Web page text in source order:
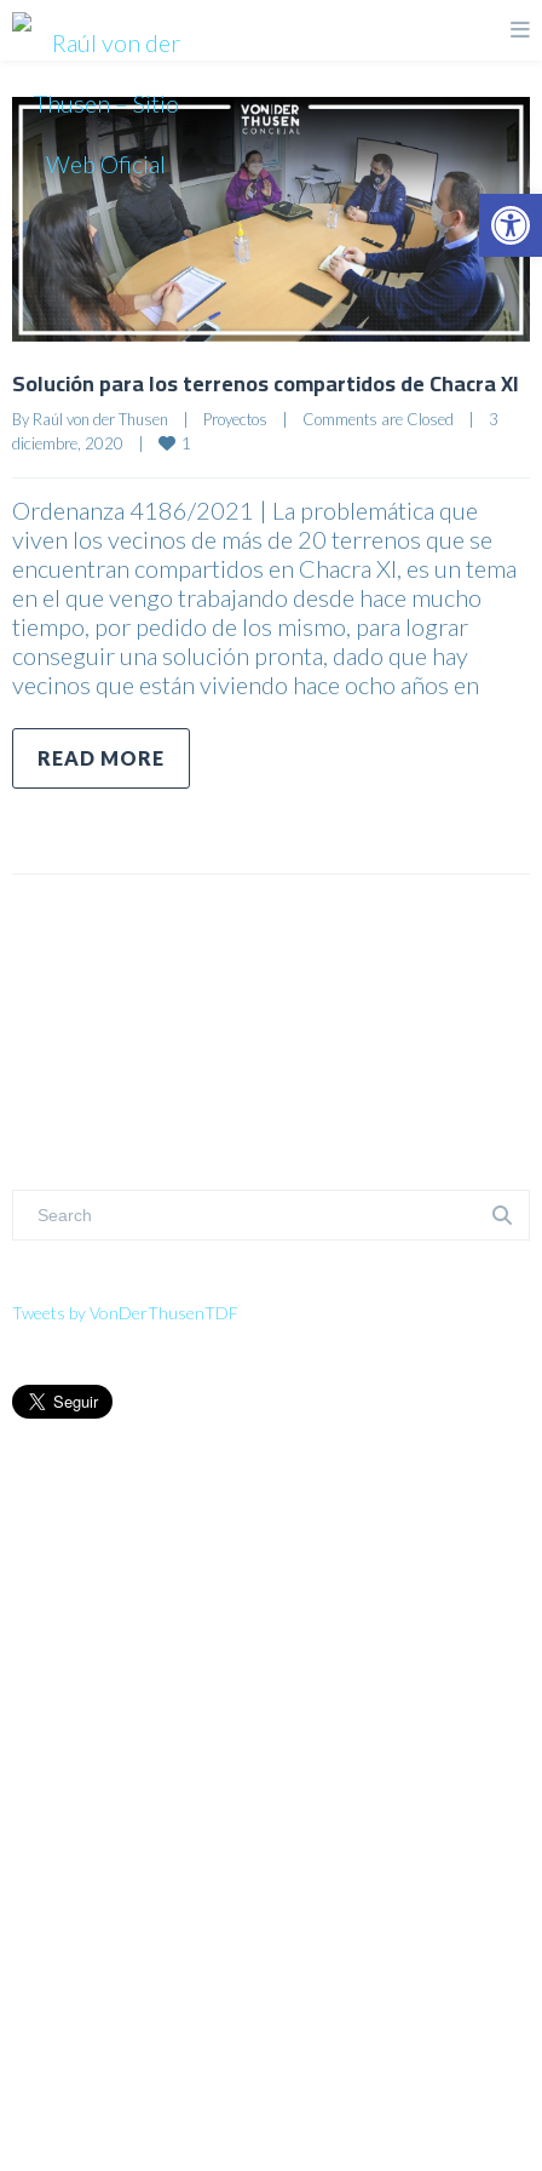
Solución para los terrenos compartidos de Chacra XI
By Raúl von der Thusen | Proyectos | Comments are Closed |
3
diciembre, 2020
| 1
Ordenanza 4186/2021 | La problemática que
viven los vecinos de más de 20 terrenos que se
encuentran compartidos en Chacra XI, es un tema
en el que vengo trabajando desde hace mucho
tiempo, por pedido de los mismo, para lograr
conseguir una solución pronta, dado que hay
vecinos que están viviendo hace ocho años en
READ MORE
Tweets by VonDerThusenTDF